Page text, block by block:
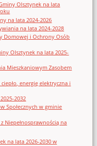
Olsztynek na lata
na lata 2024-2026
na lata 2024-2028
Domowej i Ochrony Osób
Olsztynek na lata 2025-
Mieszkaniowym Zasobem
energię elektryczna i
2032
Społecznych w gminie
Niepełnosprawnością na
na lata 2026-2030 w